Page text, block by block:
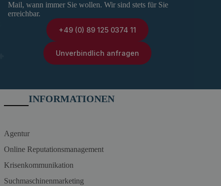
Mail, wann immer Sie wollen. Wir sind stets für Sie
erreichbar.
+49 (0) 89 125 0374 11
Unverbindlich anfragen
INFORMATIONEN
Agentur
Online Reputationsmanagement
Krisenkommunikation
Suchmaschinenmarketing